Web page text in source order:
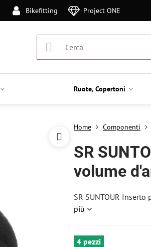
Bikefitting Project ONE
Ruote, Copertoni
Home Componenti
SR
volume
SR SUNTOUR
più
4 pezzi